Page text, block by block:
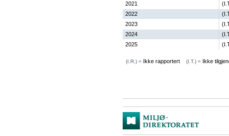
2021
2022
2023
2024
2025
(I.R.) = Ikke rapportert (I.T.) = Ikke